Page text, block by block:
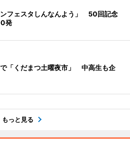
フェスタしんなんよう」 50回記念
発
「くだまつ土曜夜市」 中高生も企
もっと見る